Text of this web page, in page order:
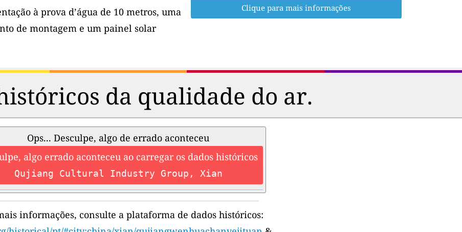
à prova d’água de 10 metros, uma
de montagem e um painel solar
Clique para mais informações
da qualidade do ar.
Ops... Desculpe, algo de errado aconteceu
algo errado aconteceu ao carregar os dados históricos
Qujiang Cultural Industry Group, Xian
informações, consulte a plataforma de dados históricos: